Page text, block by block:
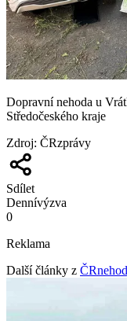
Dopravní nehoda u
Středočeského kraje
Zdroj: ČRzprávy
Sdílet
Dennívýzva
0
Reklama
Další články z